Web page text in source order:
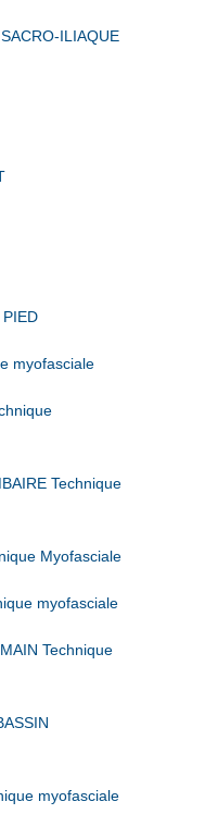
ILIAQUE
myofasciale
Technique
Myofasciale
myofasciale
Technique
myofasciale